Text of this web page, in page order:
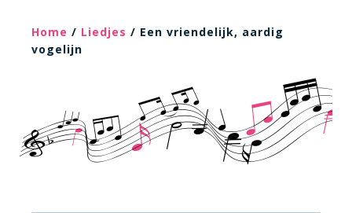
Home / Liedjes / Een vriendelijk, aardig
vogelijn